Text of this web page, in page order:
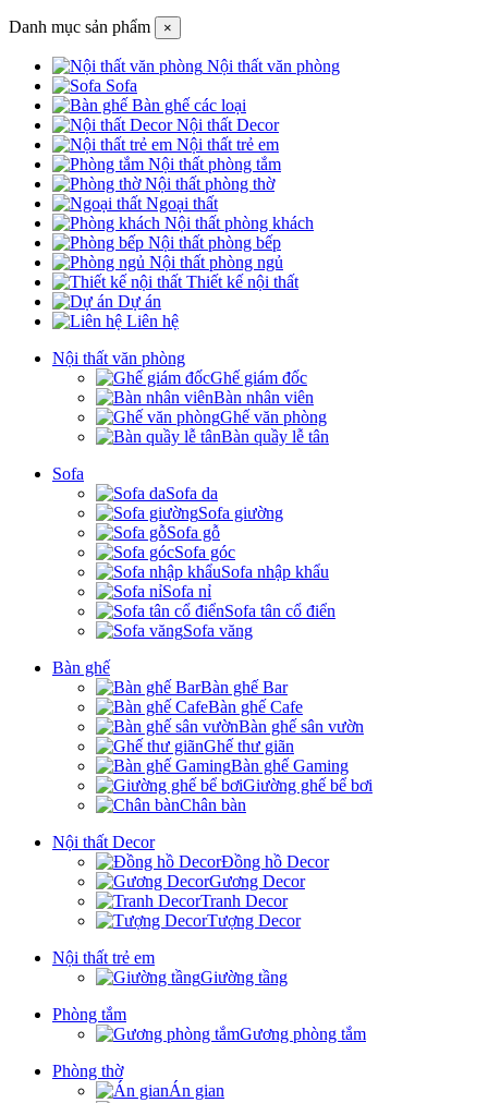
Danh mục sản phẩm ×
Nội thất văn phòng
Sofa
Bàn ghế các loại
Nội thất Decor
Nội thất trẻ em
Nội thất phòng tắm
Nội thất phòng thờ
Ngoại thất
Nội thất phòng khách
Nội thất phòng bếp
Nội thất phòng ngủ
Thiết kế nội thất
Dự án
Liên hệ
Nội thất văn phòng
Ghế giám đốc
Bàn nhân viên
Ghế văn phòng
Bàn quầy lễ tân
Sofa
Sofa da
Sofa giường
Sofa gỗ
Sofa góc
Sofa nhập khẩu
Sofa nỉ
Sofa tân cổ điển
Sofa văng
Bàn ghế
Bàn ghế Bar
Bàn ghế Cafe
Bàn ghế sân vườn
Ghế thư giãn
Bàn ghế Gaming
Giường ghế bể bơi
Chân bàn
Nội thất Decor
Đồng hồ Decor
Gương Decor
Tranh Decor
Tượng Decor
Nội thất trẻ em
Giường tầng
Phòng tắm
Gương phòng tắm
Phòng thờ
Án gian